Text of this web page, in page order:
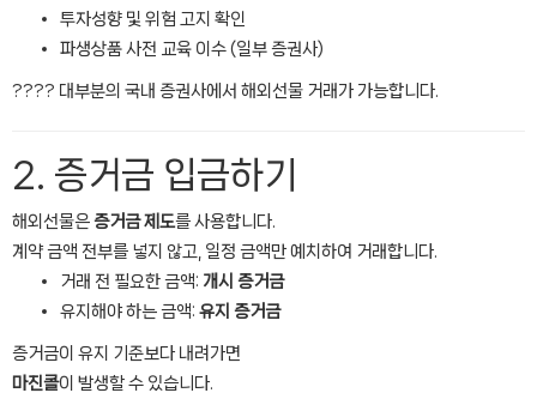
투자성향 및 위험 고지 확인
파생상품 사전 교육 이수 (일부 증권사)
???? 대부분의 국내 증권사에서 해외선물 거래가 가능합니다.
2. 증거금 입금하기
해외선물은증거금 제도를 사용합니다.
계약 금액 전부를 넣지 않고, 일정 금액만 예치하여 거래합니다.
거래 전 필요한 금액: 개시 증거금
유지해야 하는 금액: 유지 증거금
증거금이 유지 기준보다 내려가면
마진콜이 발생할 수 있습니다.